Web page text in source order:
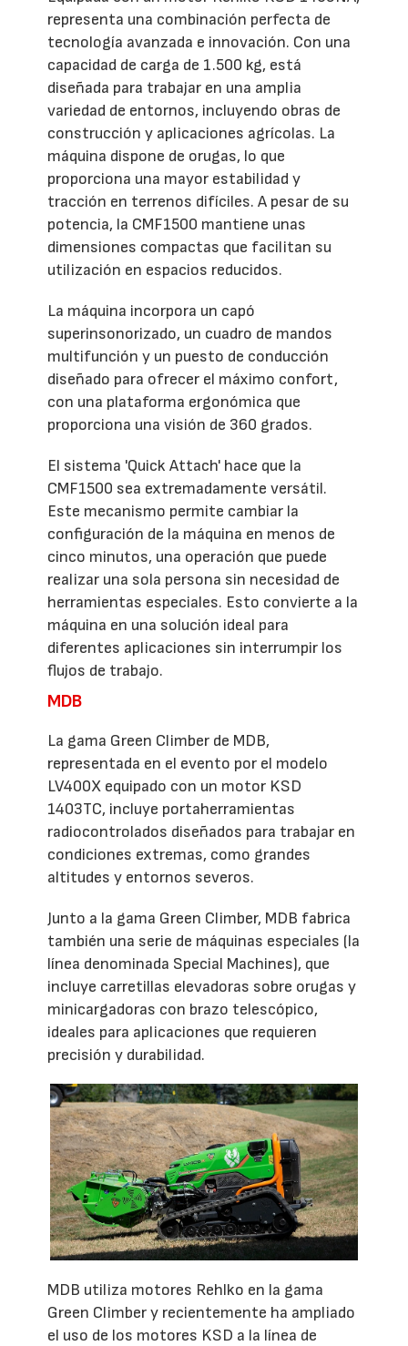
representa una combinación perfecta de
tecnología avanzada e innovación. Con una
capacidad de carga de 1.500 kg, está
diseñada para trabajar en una amplia
variedad de entornos, incluyendo obras de
construcción y aplicaciones agrícolas. La
máquina dispone de orugas, lo que
proporciona una mayor estabilidad y
tracción en terrenos difíciles. A pesar de su
potencia, la CMF1500 mantiene unas
dimensiones compactas que facilitan su
utilización en espacios reducidos.
La máquina incorpora un capó
superinsonorizado, un cuadro de mandos
multifunción y un puesto de conducción
diseñado para ofrecer el máximo confort,
con una plataforma ergonómica que
proporciona una visión de 360 grados.
El sistema 'Quick Attach' hace que la
CMF1500 sea extremadamente versátil.
Este mecanismo permite cambiar la
configuración de la máquina en menos de
cinco minutos, una operación que puede
realizar una sola persona sin necesidad de
herramientas especiales. Esto convierte a la
máquina en una solución ideal para
diferentes aplicaciones sin interrumpir los
flujos de trabajo.
MDB
La gama Green Climber de MDB,
representada en el evento por el modelo
LV400X equipado con un motor KSD
1403TC, incluye portaherramientas
radiocontrolados diseñados para trabajar en
condiciones extremas, como grandes
altitudes y entornos severos.
Junto a la gama Green Climber, MDB fabrica
también una serie de máquinas especiales (la
línea denominada Special Machines), que
incluye carretillas elevadoras sobre orugas y
minicargadoras con brazo telescópico,
ideales para aplicaciones que requieren
precisión y durabilidad.
MDB utiliza motores Rehlko en la gama
Green Climber y recientemente ha ampliado
el uso de los motores KSD a la línea de